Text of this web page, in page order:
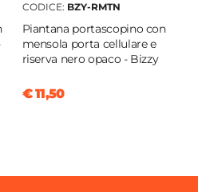
CODICE: BZY-RMTN
Piantana portascopino con
mensola porta cellulare e
riserva nero opaco - Bizzy
€ 11,50